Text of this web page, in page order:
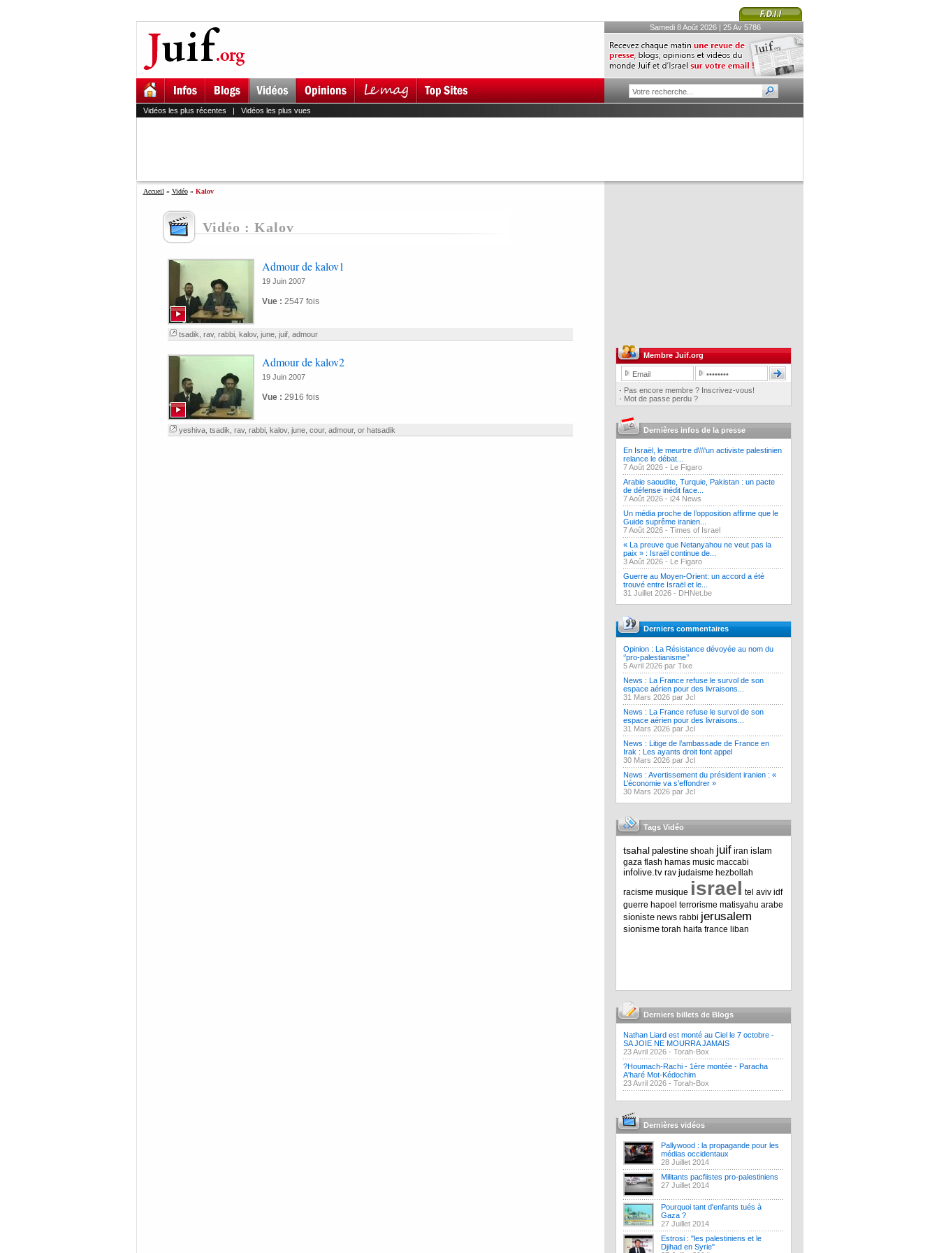
Samedi 8 Août 2026 | 25 Av 5786
Vidéos les plus récentes | Vidéos les plus vues
Accueil » Vidéo» Kalov
Vidéo : Kalov
Admour de kalov1
19 Juin 2007
Vue : 2547 fois
tsadik rav, rabbi, kalov, june, juif, admour
Admour de kalov2
19 Juin 2007
Vue : 2916 fois
yeshiva, tsadik rav, rabbi, kalov, june, cour, admour, or hatsadik
Membre Juif.org
· Pas encore membre ? Inscrivez-vous!
· Mot de passe perdu ?
Dernières infos de la presse
En Israël, le meurtre d\\\'un activiste palestinien
relance le débat...
7 Août 2026 - Le Figaro
Arabie saoudite, Turquie, Pakistan : un pacte
de défense inédit face...
7 Août 2026 - i24 News
Un média proche de l’opposition affirme que le
Guide suprême iranien...
7 Août 2026 - Times of Israel
« La preuve que Netanyahou ne veut pas la
paix » : Israël continue de...
3 Août 2026 - Le Figaro
Guerre au Moyen-Orient: un accord a été
trouvé entre Israël et le...
31 Juillet 2026 - DHNet.be
Derniers commentaires
Opinion : La Résistance dévoyée au nom du
‘’pro-palestianisme’’
5 Avril 2026 par Tixe
News : La France refuse le survol de son
espace aérien pour des livraisons...
31 Mars 2026 par Jcl
News : La France refuse le survol de son
espace aérien pour des livraisons...
31 Mars 2026 par Jcl
News : Litige de l’ambassade de France en
Irak : Les ayants droit font appel
30 Mars 2026 par Jcl
News : Avertissement du président iranien : «
L’économie va s’effondrer »
30 Mars 2026 par Jcl
Tags Vidéo
tsahal palestine shoah juif iran islam
gaza flash hamas music maccabi
infolive.tv rav judaisme hezbollah
racisme musique israel tel aviv idf
guerre hapoel terrorisme matisyahu arabe
sioniste news rabbi jerusalem
sionisme torah haifa france liban
Derniers billets de Blogs
Nathan Liard est monté au Ciel le 7 octobre -
SA JOIE NE MOURRA JAMAIS
23 Avril 2026 - Torah-Box
?Houmach-Rachi - 1ère montée - Paracha
A'haré Mot-Kédochim
23 Avril 2026 - Torah-Box
Dernières vidéos
Pallywood : la propagande pour les
médias occidentaux
28 Juillet 2014
Militants pacfiistes pro-palestiniens
27 Juillet 2014
Pourquoi tant d'enfants tués à
Gaza ?
27 Juillet 2014
Estrosi : "les palestiniens et le
Djihad en Syrie"